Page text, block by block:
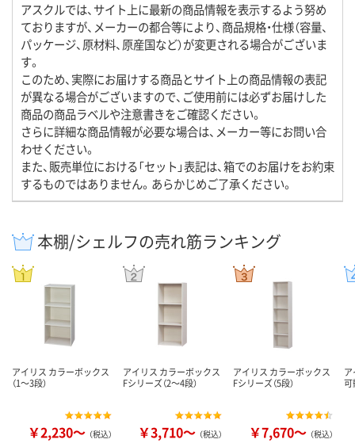
アスクルでは、サイト上に最新の商品情報を表示するよう努め
ておりますが、メーカーの都合等により、商品規格・仕様（容量、
パッケージ、原材料、原産国など）が変更される場合がございま
す。
このため、実際にお届けする商品とサイト上の商品情報の表記
が異なる場合がございますので、ご使用前には必ずお届けした
商品の商品ラベルや注意書きをご確認ください。
さらに詳細な商品情報が必要な場合は、メーカー等にお問い合
わせください。
また、販売単位における「セット」表記は、箱でのお届けをお約束
するものではありません。あらかじめご了承ください。
本棚/シェルフの売れ筋ランキング
アイリス カラーボックス
（1～3段）
￥2,230～ （税込）
アイリス カラーボックス
Fシリーズ（2～4段）
￥3,710～ （税込）
アイリス カラーボックス
Fシリーズ（5段）
￥7,670～ （税込）
可